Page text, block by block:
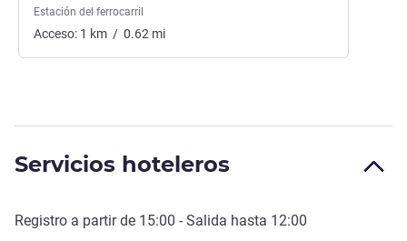
Estación del ferrocarril
Acceso: 1 km / 0.62 mi
Servicios hoteleros
Registro a partir de 15:00 - Salida hasta 12:00